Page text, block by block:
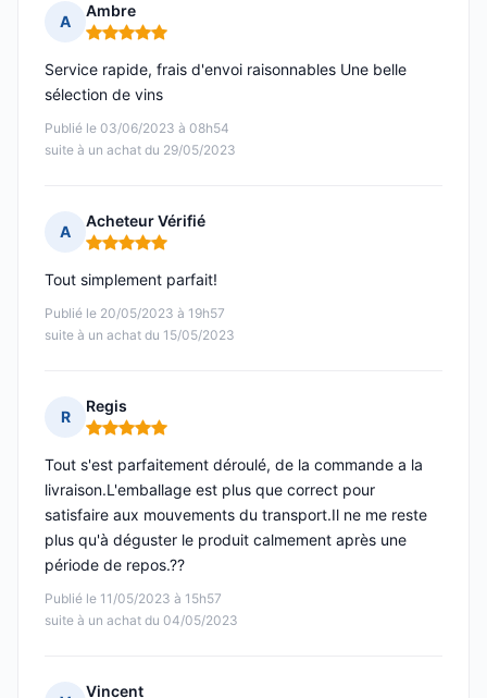
A
Ambre
Note : 5 sur 5
Publié le 03/06/2023 à 08h54
suite à un achat du 29/05/2023
Service rapide, frais d'envoi raisonnables Une belle
sélection de vins
A
Acheteur Vérifié
Note : 5 sur 5
Publié le 20/05/2023 à 19h57
suite à un achat du 15/05/2023
Tout simplement parfait!
R
Regis
Note : 5 sur 5
Publié le 11/05/2023 à 15h57
suite à un achat du 04/05/2023
Tout s'est parfaitement déroulé, de la commande a la
livraison.L'emballage est plus que correct pour
satisfaire aux mouvements du transport.Il ne me reste
plus qu'à déguster le produit calmement après une
période de repos.??
Vincent